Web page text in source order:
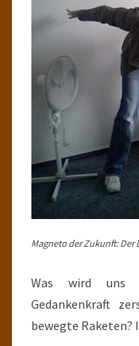
Magneto der Zukunft: Der
Was wird uns
Gedankenkraft
bewegte Raketen?